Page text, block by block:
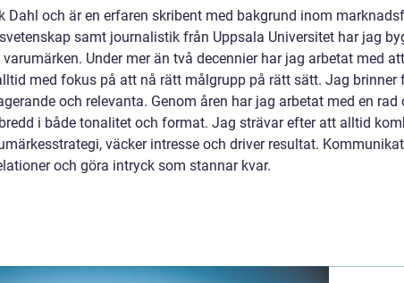
Dahl och är en erfaren skribent med bakgrund inom
samt journalistik från Uppsala Universitet har jag
Under mer än två decennier har jag arbetat med
med fokus på att nå rätt målgrupp på rätt sätt. Jag
och relevanta. Genom åren har jag arbetat med en
i både tonalitet och format. Jag strävar efter att alltid
väcker intresse och driver resultat.
och göra intryck som stannar kvar.